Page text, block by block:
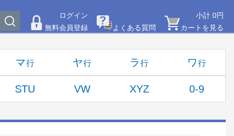
ログイン
無料会員登録
よくある質問
小計 0円
カートを見る
マ ヤ ラ ワ
STU VW XYZ 0-9